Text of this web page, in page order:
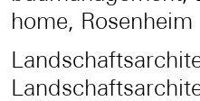
home, Rosenheim